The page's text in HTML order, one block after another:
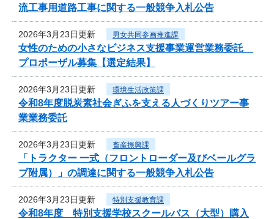
流工事用道路工事に関する一般競争入札公告
2026年3月23日更新 男女共同参画推進課
女性のための小さなビジネス支援事業運営業務委託
プロポーザル募集【選定結果】
2026年3月23日更新 環境生活政策課
令和8年度脱炭素社会ぎふを支える人づくりツアー事
業業務委託
2026年3月23日更新 畜産振興課
「トラクター 一式（フロントローダー及びベールグラ
ブ附属）」の調達に関する一般競争入札公告
2026年3月23日更新 特別支援教育課
令和8年度 特別支援学校スクールバス（大型）購入